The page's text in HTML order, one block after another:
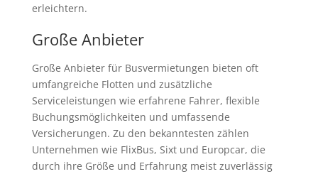
erleichtern.
Große Anbieter
Große Anbieter für Busvermietungen bieten oft
umfangreiche Flotten und zusätzliche
Serviceleistungen wie erfahrene Fahrer, flexible
Buchungsmöglichkeiten und umfassende
Versicherungen. Zu den bekanntesten zählen
Unternehmen wie FlixBus, Sixt und Europcar, die
durch ihre Größe und Erfahrung meist zuverlässig